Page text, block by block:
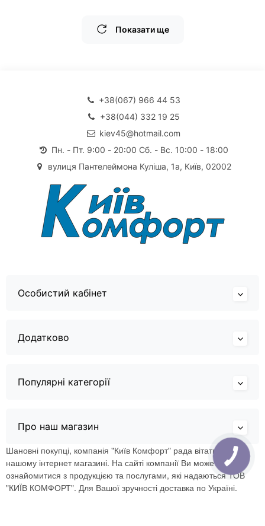
Показати ще
+38(067) 966 44 53
+38(044) 332 19 25
kiev45@hotmail.com
Пн. - Пт. 9:00 - 20:00 Сб. - Вс. 10:00 - 18:00
вулиця Пантелеймона Куліша, 1а, Київ, 02002
Особистий кабінет
Додатково
Популярні категорії
Про наш магазин
Шановні покупці, компанія "Київ Комфорт" рада вітати Вас в
нашому інтернет магазині. На сайті компанії Ви можете
ознайомитися з продукцією та послугами, які надаються ТОВ
"КИЇВ КОМФОРТ". Для Вашої зручності доставка по Україні.